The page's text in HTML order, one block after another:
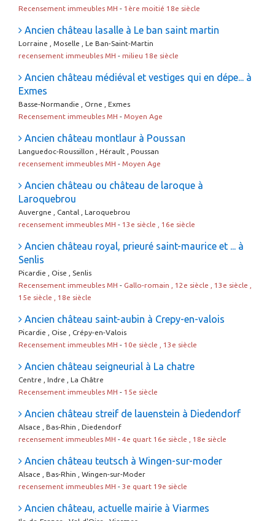
Recensement immeubles MH - 1ère moitié 18e siècle
Ancien château lasalle à Le ban saint martin
Lorraine , Moselle , Le Ban-Saint-Martin
recensement immeubles MH - milieu 18e siècle
Ancien château médiéval et vestiges qui en dépe... à
Exmes
Basse-Normandie , Orne , Exmes
Recensement immeubles MH - Moyen Age
Ancien château montlaur à Poussan
Languedoc-Roussillon , Hérault , Poussan
recensement immeubles MH - Moyen Age
Ancien château ou château de laroque à
Laroquebrou
Auvergne , Cantal , Laroquebrou
recensement immeubles MH - 13e siècle , 16e siècle
Ancien château royal, prieuré saint-maurice et ... à
Senlis
Picardie , Oise , Senlis
Recensement immeubles MH - Gallo-romain , 12e siècle , 13e siècle ,
15e siècle , 18e siècle
Ancien château saint-aubin à Crepy-en-valois
Picardie , Oise , Crépy-en-Valois
Recensement immeubles MH - 10e siècle , 13e siècle
Ancien château seigneurial à La chatre
Centre , Indre , La Châtre
Recensement immeubles MH - 15e siècle
Ancien château streif de lauenstein à Diedendorf
Alsace , Bas-Rhin , Diedendorf
recensement immeubles MH - 4e quart 16e siècle , 18e siècle
Ancien château teutsch à Wingen-sur-moder
Alsace , Bas-Rhin , Wingen-sur-Moder
recensement immeubles MH - 3e quart 19e siècle
Ancien château, actuelle mairie à Viarmes